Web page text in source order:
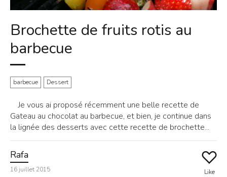
Brochette de fruits rotis au
barbecue
barbecue Dessert
Je vous ai proposé récemment une belle recette de
Gateau au chocolat au barbecue, et bien, je continue dans
la lignée des desserts avec cette recette de brochette...
Rafa
16 juillet 2015 Like